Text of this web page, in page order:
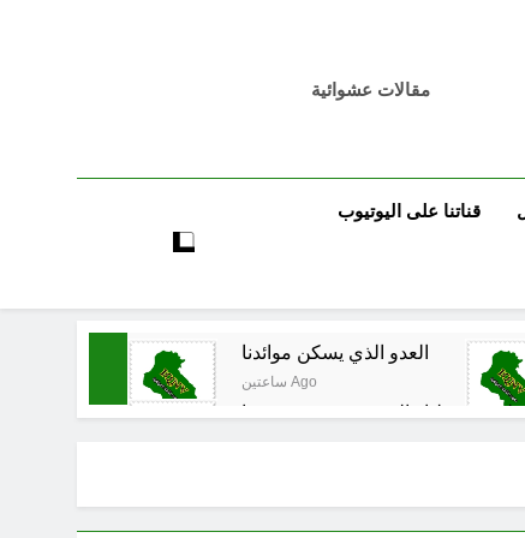
مقالات عشوائية
قناتنا على اليوتيوب
العدو الذي يسكن موائدنا
ساعتين Ago
على سقوطنا واليوم يشهدون صمودنا